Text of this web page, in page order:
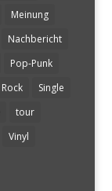
Meinung
Nachbericht
Pop-Punk
Rock
Single
tour
Vinyl